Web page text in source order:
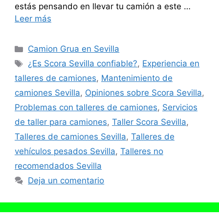
estás pensando en llevar tu camión a este …
Leer más
Categorías
Camion Grua en Sevilla
Etiquetas
¿Es Scora Sevilla confiable?, Experiencia en
talleres de camiones, Mantenimiento de
camiones Sevilla, Opiniones sobre Scora Sevilla,
Problemas con talleres de camiones, Servicios
de taller para camiones, Taller Scora Sevilla,
Talleres de camiones Sevilla, Talleres de
vehículos pesados Sevilla, Talleres no
recomendados Sevilla
Deja un comentario